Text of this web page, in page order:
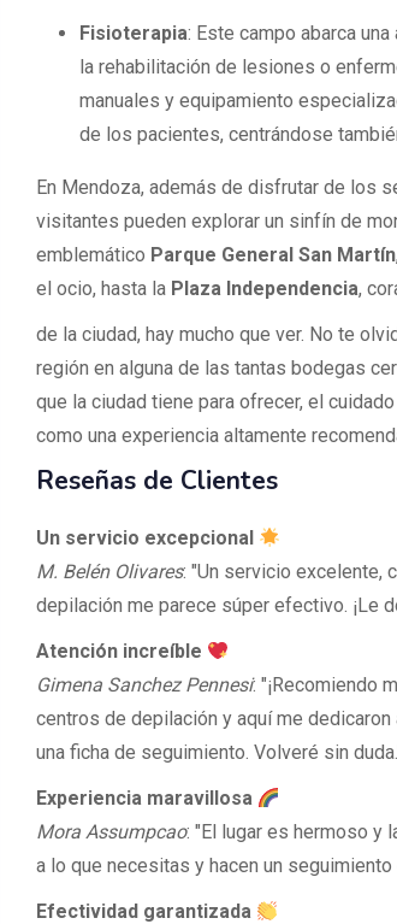
Fisioterapia: Este campo abarca
la rehabilitación de lesiones o
manuales y equipamiento
de los pacientes, centrándose
En Mendoza, además de disfrutar de los
visitantes pueden explorar un sinfín de
emblemático Parque General San Martín
el ocio, hasta la Plaza Independencia,
de la ciudad, hay mucho que ver. No te
región en alguna de las tantas bodegas
que la ciudad tiene para ofrecer, el
como una experiencia altamente
Reseñas de Clientes
Un servicio excepcional
M. Belén Olivares: "Un servicio excelente,
depilación me parece súper efectivo. ¡Le
Atención increíble
Gimena Sanchez Pennesi: "¡Recomiendo
centros de depilación y aquí me
una ficha de seguimiento. Volveré sin
Experiencia maravillosa
Mora Assumpcao: "El lugar es hermoso y
a lo que necesitas y hacen un seguimiento
Efectividad garantizada